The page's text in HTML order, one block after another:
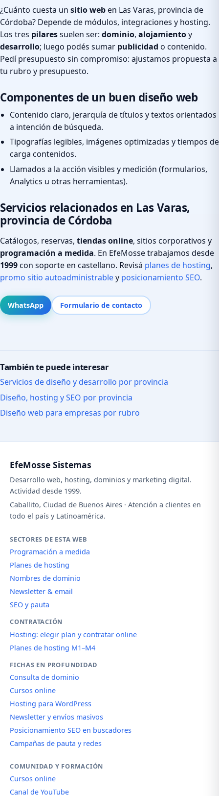
¿Cuánto cuesta un sitio weben Las Varas, provincia de
Córdoba? Depende de módulos, integraciones y hosting.
Los tres pilaressuelen ser: dominio, alojamientoy
desarrollo; luego podés sumar publicidad o contenido.
Pedí presupuesto sin compromiso: ajustamos propuesta a
tu rubro y presupuesto.
Componentes de un buen diseño web
Contenido claro, jerarquía de títulos y textos orientados
a intención de búsqueda.
Tipografías legibles, imágenes optimizadas y tiempos de
carga contenidos.
Llamados a la acción visibles y medición (formularios,
Analytics u otras herramientas).
Servicios relacionados en Las Varas,
provincia de Córdoba
Catálogos, reservas, tiendas online, sitios corporativos y
programación a medida. En EfeMosse trabajamos desde
1999con soporte en castellano. Revisá planes de hosting,
promo sitio autoadministrabley posicionamiento SEO.
WhatsApp Formulario de contacto
También te puede interesar
Servicios de diseño y desarrollo por provincia
Diseño, hosting y SEO por provincia
Diseño web para empresas por rubro
EfeMosse Sistemas
Desarrollo web, hosting, dominios y marketing digital.
Actividad desde 1999.
Caballito, Ciudad de Buenos Aires · Atención a clientes en
todo el país y Latinoamérica.
SECTORES DE ESTA WEB
Programación a medida
Planes de hosting
Nombres de dominio
Newsletter & email
SEO y pauta
CONTRATACIÓN
Hosting: elegir plan y contratar online
Planes de hosting M1–M4
FICHAS EN PROFUNDIDAD
Consulta de dominio
Cursos online
Hosting para WordPress
Newsletter y envíos masivos
Posicionamiento SEO en buscadores
Campañas de pauta y redes
COMUNIDAD Y FORMACIÓN
Cursos online
Canal de YouTube